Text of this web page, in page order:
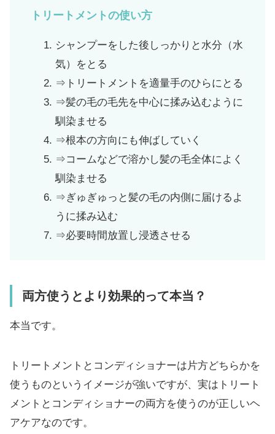
トリートメントの使い方
シャンプーをした後しっかりと水分（水
気）をとる
⇒トリートメントを適量手のひらにとる
⇒髪の毛の毛先を中心に揉み込むように
馴染ませる
⇒根本の方向にも伸ばしていく
⇒コームなどで溶かし髪の毛全体によく
馴染ませる
⇒ぎゅぎゅっと髪の毛の内側に届けるよ
うに揉み込む
⇒必要時間放置し浸透させる
両方使うとより効果的って本当？
本当です。
トリートメントとコンディショナーは片方どちらかを
使うものというイメージが強いですが、実はトリート
メントとコンディショナーの両方を使うのが正しいヘ
アケアなのです。